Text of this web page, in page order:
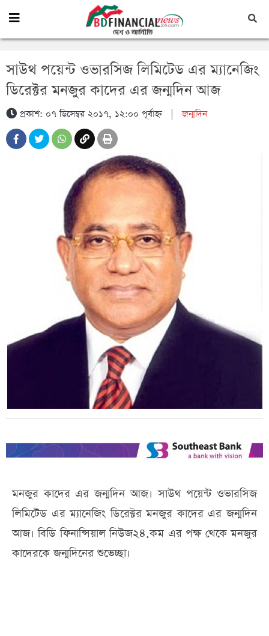
সাউথ পয়েন্ট ওভারসিজ লিমিটেড এর ম্যানেজিং
ডিরেক্টর মনজুর কাদের এর জন্মদিন আজ
প্রকাশ: ০৭ ডিসেম্বর ২০১৭, ১২:০০ পূর্বাহ্ন|জন্মদিন
মনজুর কাদের এর জন্মদিন আজ। সাউথ পয়েন্ট ওভারসিজ
লিমিটেড এর ম্যানেজিং ডিরেক্টর মনজুর কাদের এর জন্মদিন
আজ। বিডি ফিনান্সিয়াল নিউজ২৪.কম এর পক্ষ থেকে মনজুর
কাদেরকে জন্মদিনের শুভেচ্ছা।